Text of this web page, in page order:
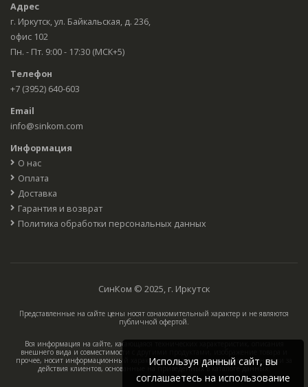
Используя данный сайт, вы
соглашаетесь на использование
Адрес
г. Иркутск, ул. Байкальская, д. 236,
офис 102
Пн. - Пт. 9:00 - 17:30 (МСК+5)
Телефон
+7 (3952) 640-603
Email
info@sinkom.com
Информация
О нас
Оплата
Доставка
Гарантия и возврат
Политика обработки персональных данных
СинКом © 2025, г. Иркутск
Представленные на сайте цены носят ознакомительный характер и не являются
публичной офертой.
Вся информация на сайте, касающаяся технических характеристик, описания
внешнего вида и совместимости с другими продуктами, изображение товара и
прочее, носит информационный характер, компания не несёт ответственности за
действия клиентов, основанные на приведённых в каталоге данных.